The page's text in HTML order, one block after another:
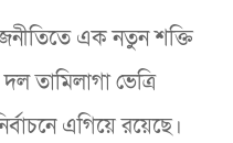
এক নতুন শক্তি
তামিলাগা ভেত্রি
এগিয়ে রয়েছে।